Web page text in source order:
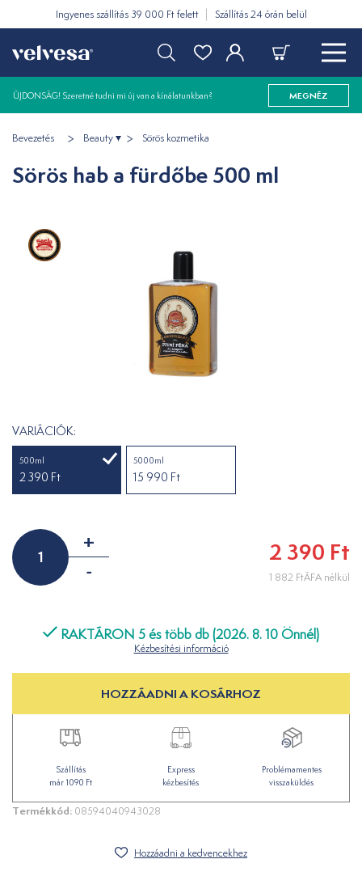
Ingyenes szállítás 39 000 Ft felett Szállítás 24 órán belül
ÚJDONSÁG! Szeretné tudni mi új van a kínálatunkban? MEGNÉZ
Bevezetés Beauty Sörös kozmetika
Sörös hab a fürdőbe 500 ml
VARIÁCIÓK:
500ml
2 390 Ft
5000ml
15 990 Ft
+
-
2 390 Ft
1 882 FtÁFA nélkül
RAKTÁRON 5 és több db (2026. 8. 10 Önnél)
Kézbesítési információ
HOZZÁADNI A KOSÁRHOZ
Szállítás
már 1090 Ft
Express
kézbesítés
Problémamentes
visszaküldés
Termékkód: 08594040943028
Hozzáadni a kedvencekhez